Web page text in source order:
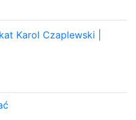
Karol Czaplewski |